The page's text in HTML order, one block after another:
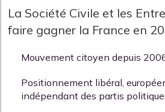
La Société Civile et les
faire gagner la France en
Mouvement citoyen depuis
Positionnement libéral,
indépendant des partis